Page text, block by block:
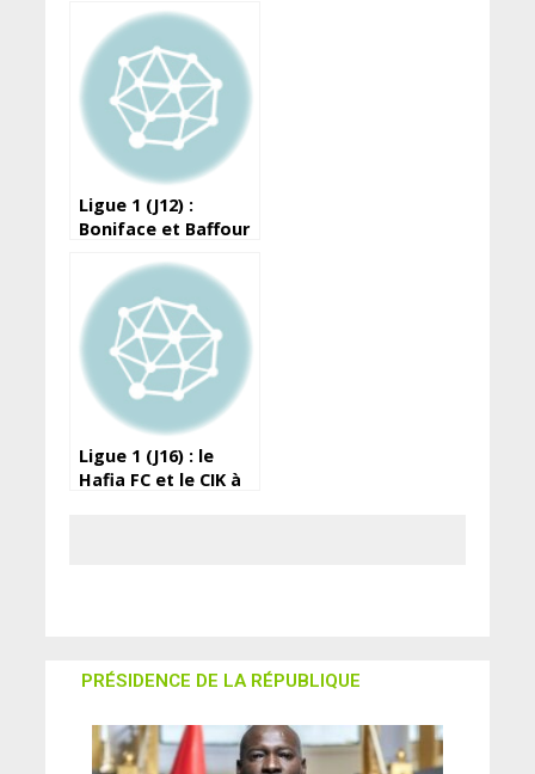
around the city
Ligue 1 (J12) :
Boniface et Baffour
devant les militaires
de l’ASFAG
Ligue 1 (J16) : le
Hafia FC et le CIK à
PRÉSIDENCE DE LA RÉPUBLIQUE